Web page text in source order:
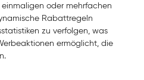
oder mehrfachen
Rabattregeln
zu verfolgen, was
ermöglicht, die